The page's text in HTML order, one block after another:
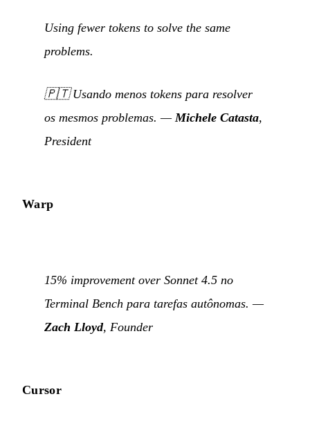
Using fewer tokens to solve the same
problems.
🇵🇹Usando menos tokens para resolver
os mesmos problemas. — Michele Catasta,
President
Warp
15% improvement over Sonnet 4.5 no
Terminal Bench para tarefas autônomas. —
Zach Lloyd, Founder
Cursor